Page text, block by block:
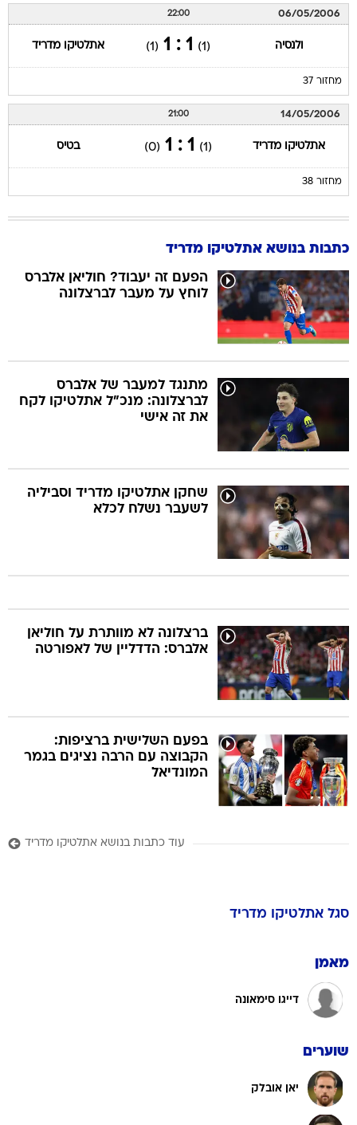
06/05/2006
22:00
ולנסיה (1)
1 : 1
(1) אתלטיקו מדריד
מחזור 37
14/05/2006
21:00
אתלטיקו מדריד (1)
1 : 1
(0) בטיס
מחזור 38
כתבות בנושא אתלטיקו מדריד
הפעם זה יעבוד? חוליאן אלברס
לוחץ על מעבר לברצלונה
מתנגד למעבר של אלברס
לברצלונה: מנכ"ל אתלטיקו לקח
את זה אישי
שחקן אתלטיקו מדריד וסביליה
לשעבר נשלח לכלא
ברצלונה לא מוותרת על חוליאן
אלברס: הדדליין של לאפורטה
בפעם השלישית ברציפות:
הקבוצה עם הרבה נציגים בגמר
המונדיאל
עוד כתבות בנושא אתלטיקו מדריד
סגל אתלטיקו מדריד
מאמן
דייגו סימאונה
שוערים
יאן אובלק